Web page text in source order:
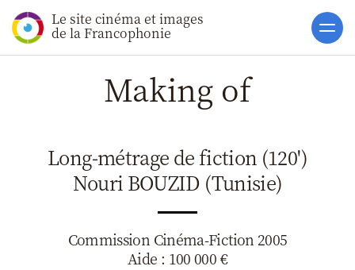
Le site cinéma et images
de la Francophonie Accueil
Actualités
Soutiens
Catalogue
Clap ACP
Boites à
Accès pro
Making of
Long-métrage de fiction (120')
Nouri BOUZID (Tunisie)
Commission Cinéma-Fiction 2005
Aide : 100 000 €